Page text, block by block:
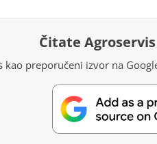
Čitate
kao preporučeni izvor na